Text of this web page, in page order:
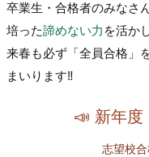
卒業生・合格者のみなさ
培った諦めない力 を活か
来春も必ず「全員合格」
まいります‼️
📣 新年
志望校合